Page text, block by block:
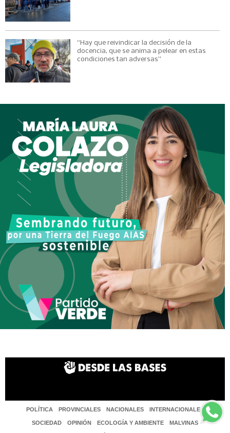
“Hay que reivindicar la decisión de la
docencia, que se anima a pelear en estas
condiciones tan adversas”
POLÍTICA PROVINCIALES NACIONALES INTERNACIONALES
SOCIEDAD OPINIÓN ECOLOGÍA Y AMBIENTE MALVINAS